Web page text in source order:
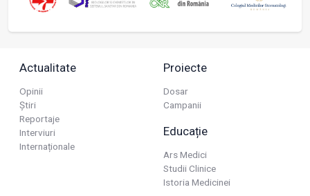
Actualitate
Opinii
Știri
Reportaje
Interviuri
Internaționale
Proiecte
Dosar
Campanii
Educație
Ars Medici
Studii Clinice
Istoria Medicinei